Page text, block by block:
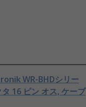
WR-BHDシリー
16 ピン オス, ケーブ